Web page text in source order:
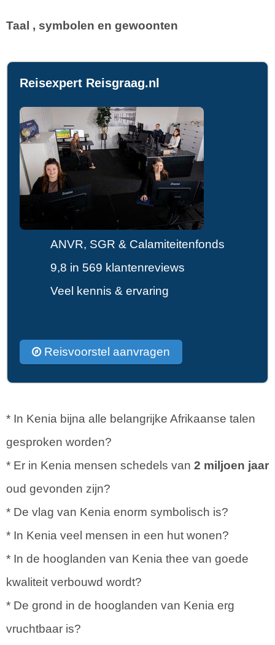
Taal , symbolen en gewoonten
Reisexpert Reisgraag.nl
ANVR, SGR & Calamiteitenfonds
9,8 in 569 klantenreviews
Veel kennis & ervaring
Reisvoorstel aanvragen
* In Kenia bijna alle belangrijke Afrikaanse talen
gesproken worden?
* Er in Kenia mensen schedels van 2 miljoen jaar
oud gevonden zijn?
* De vlag van Kenia enorm symbolisch is?
* In Kenia veel mensen in een hut wonen?
* In de hooglanden van Kenia thee van goede
kwaliteit verbouwd wordt?
* De grond in de hooglanden van Kenia erg
vruchtbaar is?